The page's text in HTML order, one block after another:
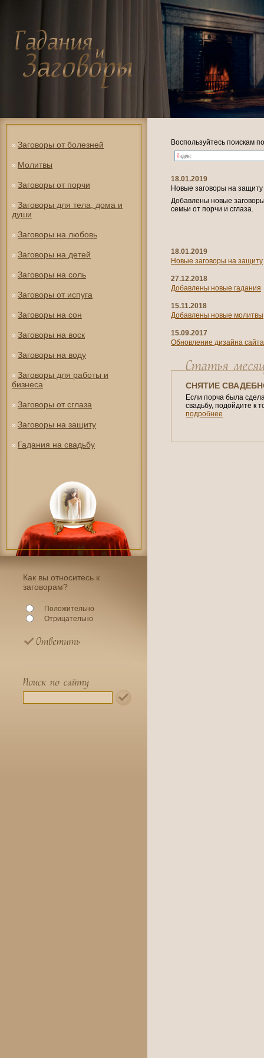
» Заговоры от болезней
» Молитвы
» Заговоры от порчи
» Заговоры для тела, дома и
души
» Заговоры на любовь
» Заговоры на детей
» Заговоры на соль
» Заговоры от испуга
» Заговоры на сон
» Заговоры на воск
» Заговоры на воду
» Заговоры для работы и
бизнеса
» Заговоры от сглаза
» Заговоры на защиту
» Гадания на свадьбу
Как вы относитесь к
заговорам?
Положительно
Отрицательно
Воспользуйтесь поискам
18.01.2019
Новые заговоры на защиту
Добавлены новые
семьи от порчи и сглаза.
18.01.2019
Новые заговоры на защиту
27.12.2018
Добавлены новые гадания
15.11.2018
Добавлены новые молитвы
15.09.2017
Обновление дизайна сайта
СНЯТИЕ
Если порча была
свадьбу, подойдите к
подробнее